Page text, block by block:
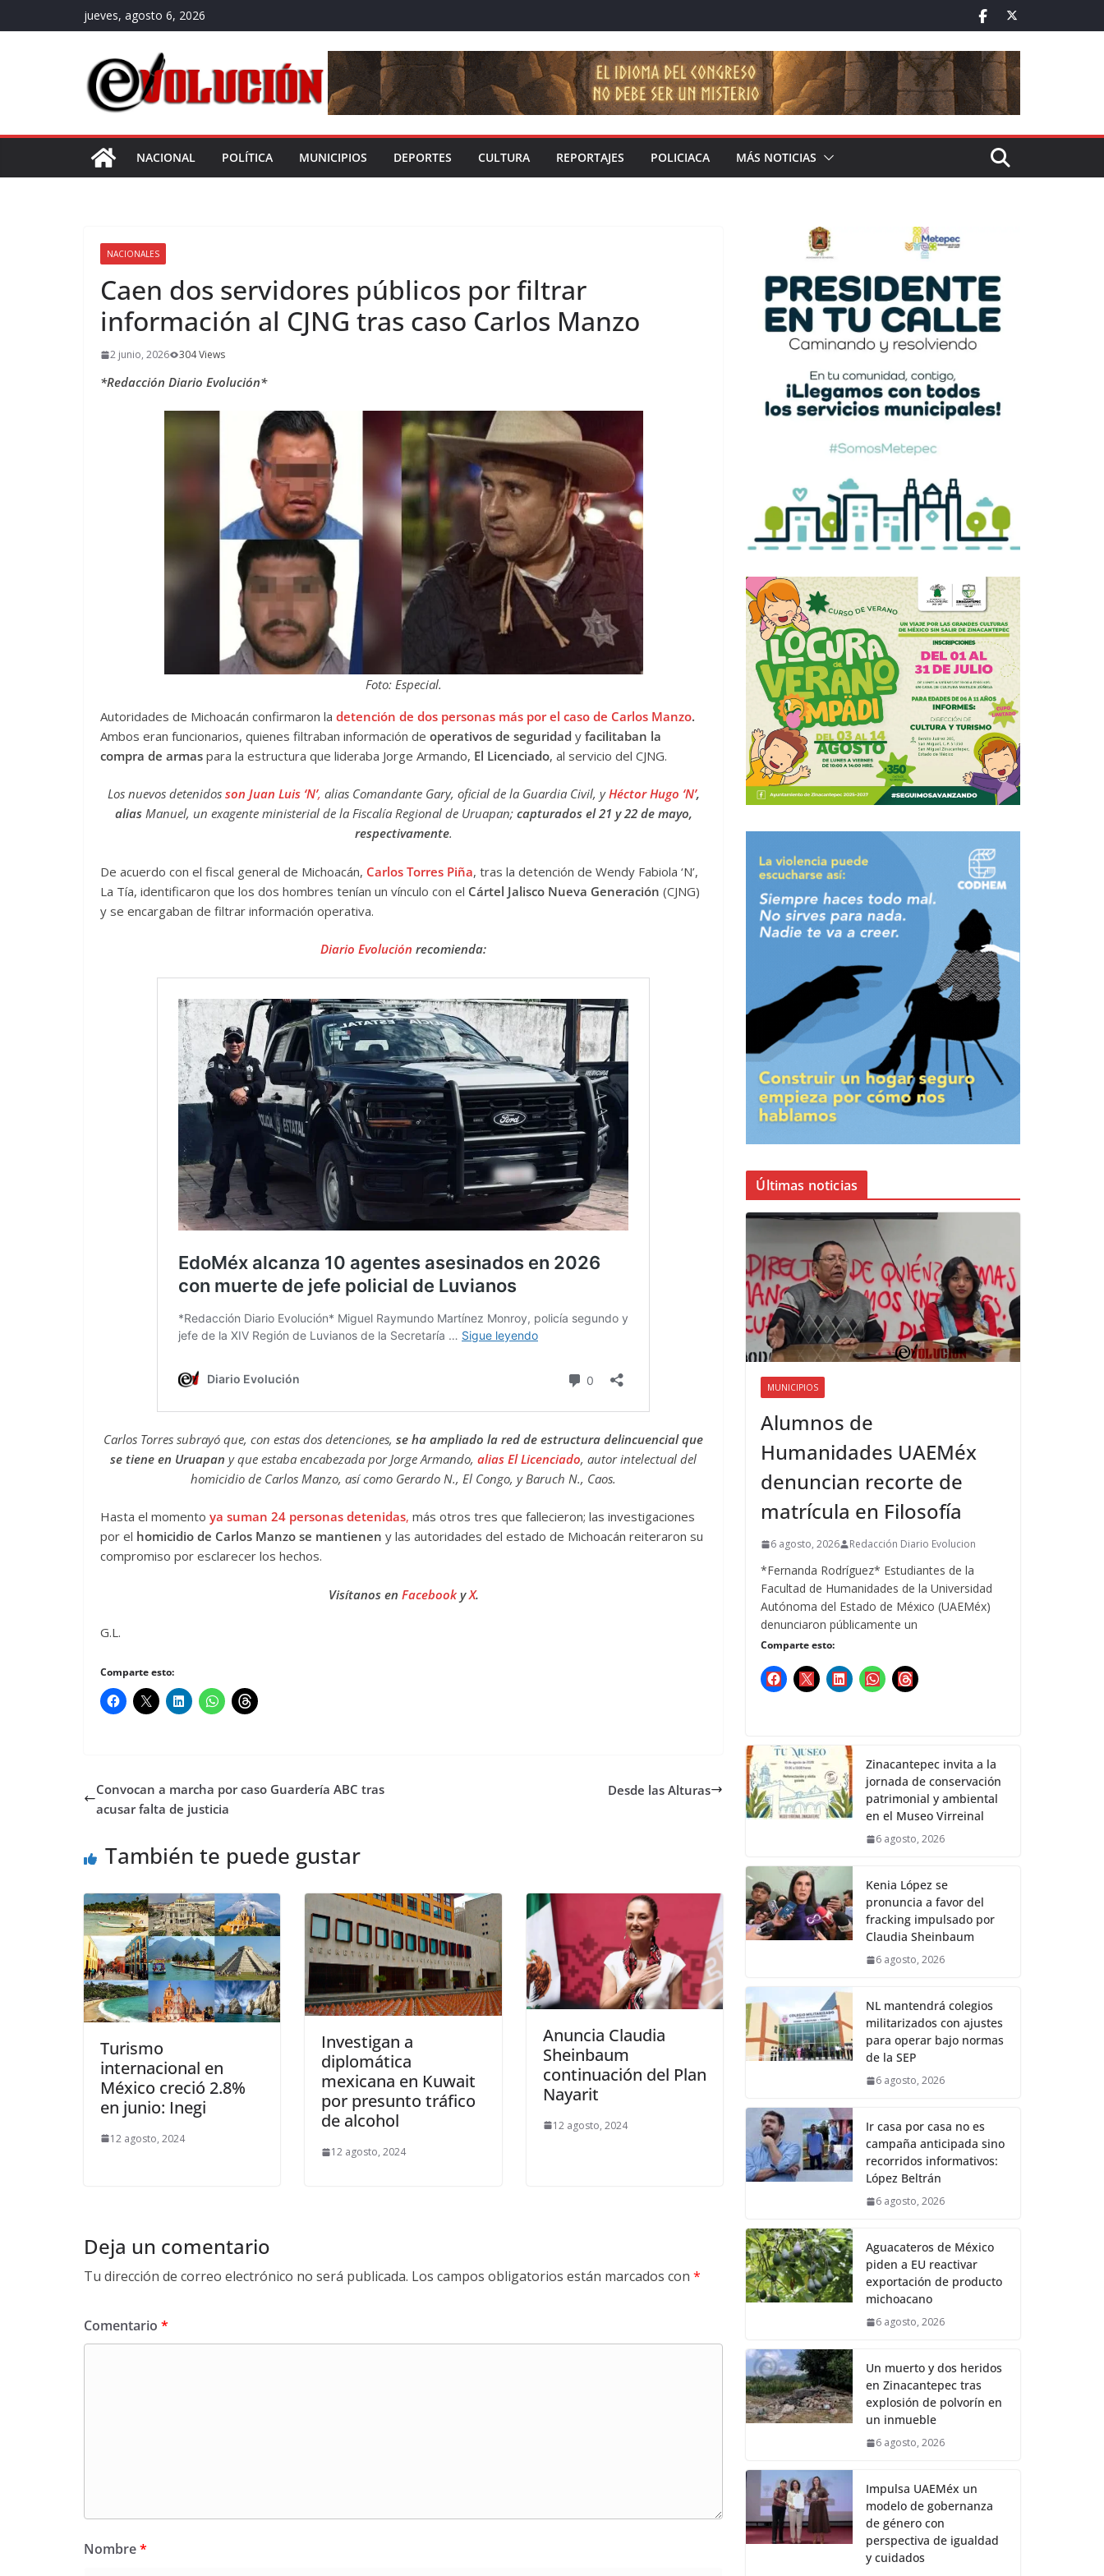
al
jueves, agosto 6, 2026
NACIONAL POLÍTICA MUNICIPIOS DEPORTES CULTURA REPORTAJES POLICIACA MÁS NOTICIAS
NACIONALES
Caen dos servidores públicos por filtrar
información al CJNG tras caso Carlos Manzo
2 junio, 2026 304 Views
*Redacción Diario Evolución*
Foto: Especial.
Autoridades de Michoacán confirmaron la detención de dos personas más por el caso de Carlos Manzo.
Ambos eran funcionarios, quienes filtraban información de operativos de seguridad y facilitaban la
compra de armas para la estructura que lideraba Jorge Armando, El Licenciado, al servicio del CJNG.
Los nuevos detenidos son Juan Luis ‘N’, alias Comandante Gary, oficial de la Guardia Civil, yHéctor Hugo ‘N’,
aliasManuel, un exagente ministerial de la Fiscalía Regional de Uruapan; capturados el 21 y 22 de mayo,
respectivamente.
De acuerdo con el fiscal general de Michoacán, Carlos Torres Piña, tras la detención de Wendy Fabiola ‘N’,
La Tía, identificaron que los dos hombres tenían un vínculo con el Cártel Jalisco Nueva Generación (CJNG)
y se encargaban de filtrar información operativa.
Diario Evolución recomienda:
Carlos Torres subrayó que, con estas dos detenciones,se ha ampliado la red de estructura delincuencial que
se tiene en Uruapan y que estaba encabezada por Jorge Armando, alias El Licenciado, autor intelectual del
homicidio de Carlos Manzo, así como Gerardo N., El Congo, y Baruch N., Caos.
Hasta el momento ya suman 24 personas detenidas, más otros tres que fallecieron; las investigaciones
por el homicidio de Carlos Manzo se mantienen y las autoridades del estado de Michoacán reiteraron su
compromiso por esclarecer los hechos.
Visítanos en FacebookyX.
G.L.
Comparte esto:
Convocan a marcha por caso Guardería ABC tras
acusar falta de justicia
Desde las Alturas
También te puede gustar
Turismo
internacional en
México creció 2.8%
en junio: Inegi
12 agosto, 2024
Investigan a
diplomática
mexicana en Kuwait
por presunto tráfico
de alcohol
12 agosto, 2024
Anuncia Claudia
Sheinbaum
continuación del Plan
Nayarit
12 agosto, 2024
Deja un comentario
Tu dirección de correo electrónico no será publicada. Los campos obligatorios están marcados con *
Comentario *
Nombre*
Últimas noticias
MUNICIPIOS
Alumnos de
Humanidades UAEMéx
denuncian recorte de
matrícula en Filosofía
6 agosto, 2026 Redacción Diario Evolucion
*Fernanda Rodríguez* Estudiantes de la
Facultad de Humanidades de la Universidad
Autónoma del Estado de México (UAEMéx)
denunciaron públicamente un
Comparte esto:
Zinacantepec invita a la
jornada de conservación
patrimonial y ambiental
en el Museo Virreinal
6 agosto, 2026
Kenia López se
pronuncia a favor del
fracking impulsado por
Claudia Sheinbaum
6 agosto, 2026
NL mantendrá colegios
militarizados con ajustes
para operar bajo normas
de la SEP
6 agosto, 2026
Ir casa por casa no es
campaña anticipada sino
recorridos informativos:
López Beltrán
6 agosto, 2026
Aguacateros de México
piden a EU reactivar
exportación de producto
michoacano
6 agosto, 2026
Un muerto y dos heridos
en Zinacantepec tras
explosión de polvorín en
un inmueble
6 agosto, 2026
Impulsa UAEMéx un
modelo de gobernanza
de género con
perspectiva de igualdad
y cuidados